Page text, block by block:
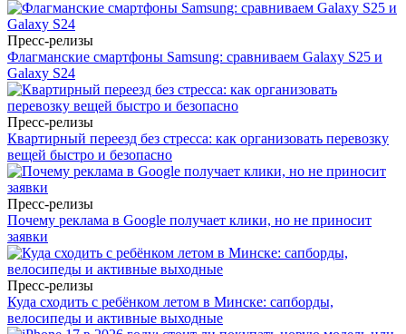
Пресс-релизы
Флагманские смартфоны Samsung: сравниваем Galaxy S25 и
Galaxy S24
Пресс-релизы
Квартирный переезд без стресса: как организовать перевозку
вещей быстро и безопасно
Пресс-релизы
Почему реклама в Google получает клики, но не приносит
заявки
Пресс-релизы
Куда сходить с ребёнком летом в Минске: сапборды,
велосипеды и активные выходные